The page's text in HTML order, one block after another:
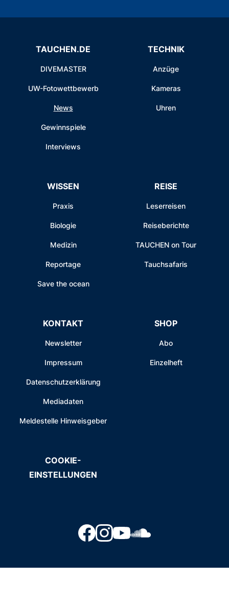
TAUCHEN.DE
DIVEMASTER
UW-Fotowettbewerb
News
Gewinnspiele
Interviews
TECHNIK
Anzüge
Kameras
Uhren
WISSEN
Praxis
Biologie
Medizin
Reportage
Save the ocean
REISE
Leserreisen
Reiseberichte
TAUCHEN on Tour
Tauchsafaris
KONTAKT
Newsletter
Impressum
Datenschutzerklärung
Mediadaten
Meldestelle Hinweisgeber
SHOP
Abo
Einzelheft
COOKIE-
EINSTELLUNGEN